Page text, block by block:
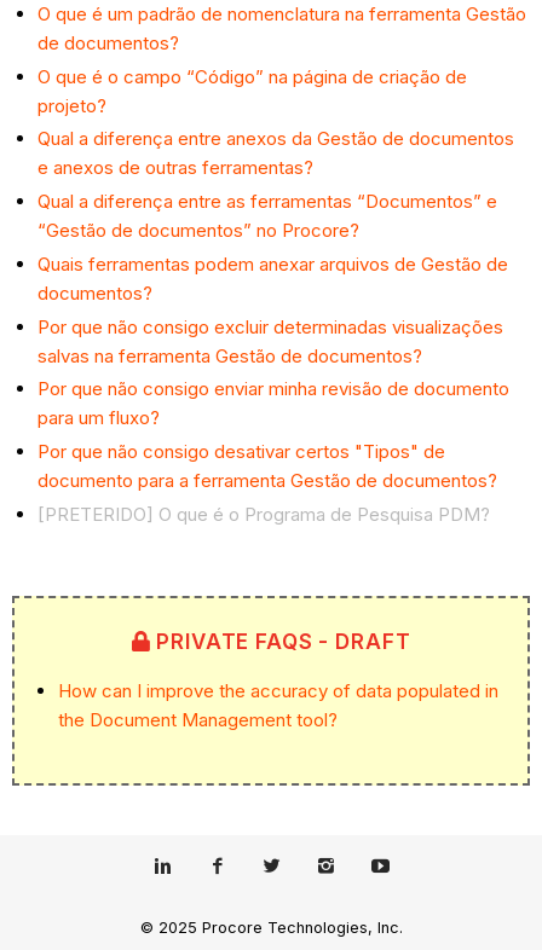
O que é um padrão de nomenclatura na ferramenta Gestão
de documentos?
O que é o campo “Código” na página de criação de
projeto?
Qual a diferença entre anexos da Gestão de documentos
e anexos de outras ferramentas?
Qual a diferença entre as ferramentas “Documentos” e
“Gestão de documentos” no Procore?
Quais ferramentas podem anexar arquivos de Gestão de
documentos?
Por que não consigo excluir determinadas visualizações
salvas na ferramenta Gestão de documentos?
Por que não consigo enviar minha revisão de documento
para um fluxo?
Por que não consigo desativar certos "Tipos" de
documento para a ferramenta Gestão de documentos?
[PRETERIDO] O que é o Programa de Pesquisa PDM?
PRIVATE FAQS - DRAFT
How can I improve the accuracy of data populated in
the Document Management tool?
© 2025 Procore Technologies, Inc.